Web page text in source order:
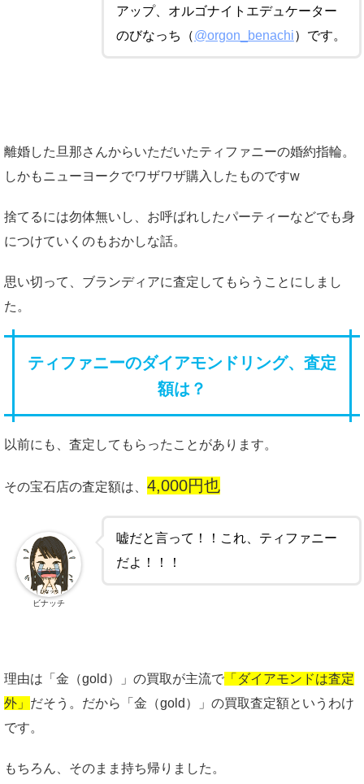
アップ、オルゴナイトエデュケーター
のびなっち（@orgon_benachi）です。
離婚した旦那さんからいただいたティファニーの婚約指輪。
しかもニューヨークでワザワザ購入したものですw
捨てるには勿体無いし、お呼ばれしたパーティーなどでも身
につけていくのもおかしな話。
思い切って、ブランディアに査定してもらうことにしまし
た。
ティファニーのダイアモンドリング、査定
額は？
以前にも、査定してもらったことがあります。
その宝石店の査定額は、 4,000円也
嘘だと言って！！これ、ティファニー
だよ！！！
ビナッチ
理由は「金（gold）」の買取が主流で 「ダイアモンドは査定
外」 だそう。だから「金（gold）」の買取査定額というわけ
です。
もちろん、そのまま持ち帰りました。